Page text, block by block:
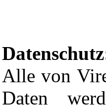
Alle von
Daten